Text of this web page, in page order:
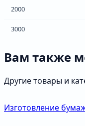
2000
3000
Вам также
Другие товары и
Изготовление